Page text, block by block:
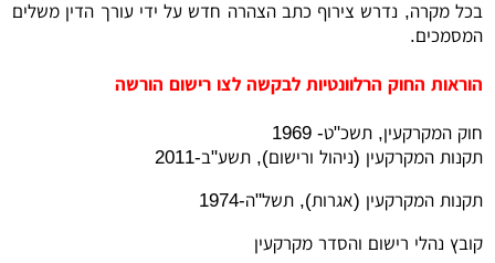
בכל מקרה, נדרש צירוף כתב הצהרה חדש על ידי עורך הדין משלים
המסמכים.
הוראות החוק הרלוונטיות לבקשה לצו רישום הורשה
חוק המקרקעין, תשכ"ט- 1969
תקנות המקרקעין (ניהול ורישום), תשע"ב-2011
תקנות המקרקעין (אגרות), תשל"ה-1974
קובץ נהלי רישום והסדר מקרקעין